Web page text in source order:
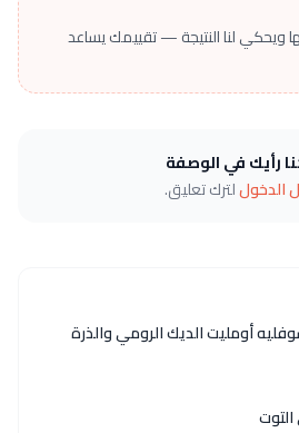
لنا النتيجة — تقييمك يساعد
رأيك في الوصفة
الدخوللترك تعليق.
أومليت الديك الرومي والذرة